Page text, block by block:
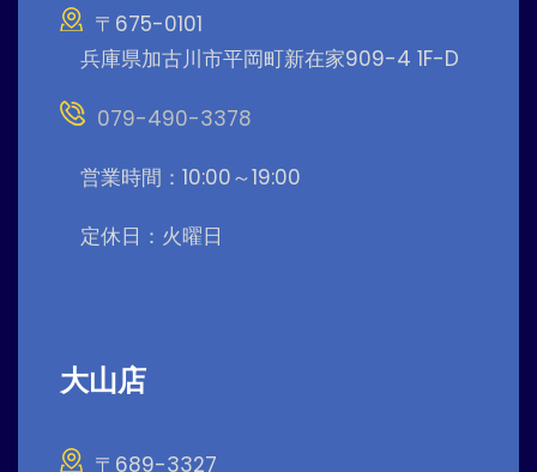
〒675-0101
兵庫県加古川市平岡町新在家909-4 1F-D
079-490-3378
営業時間：10:00～19:00
定休日：火曜日
大山店
〒689-3327